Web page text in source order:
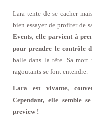
Lara tente de se cacher
bien essayer de profiter de
Events, elle parvient à
pour prendre le contrôle
balle dans la tête. Sa mort
ragoutants se font entendre.
Lara est vivante,
Cependant, elle semble
preview !